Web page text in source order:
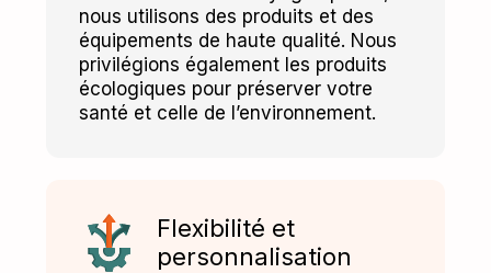
nous utilisons des produits et des
équipements de haute qualité. Nous
privilégions également les produits
écologiques pour préserver votre
santé et celle de l’environnement.
Flexibilité et
personnalisation